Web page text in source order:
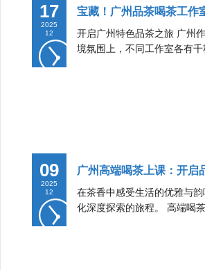
17
2025
12
宝藏！广州品茶喝茶工作
开启广州特色品茶之旅 广州
境氛围上，不同工作室各有
09
2025
12
广州高端喝茶上课：开启
在茶香中感受生活的优雅与
化深度探索的旅程。 高端喝